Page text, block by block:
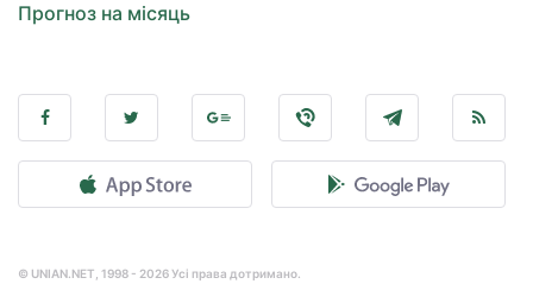
Прогноз на місяць
© UNIAN.NET, 1998 - 2026 Усі права дотримано.